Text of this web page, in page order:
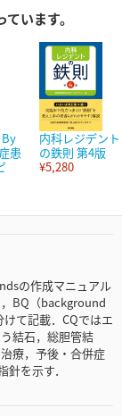
います。
患
内科レジデント
の鉄則 第4版
¥5,280
の作成マニュアル
BQ（background
て記載．CQではエ
結石，総胆管結
療，予後・合併症
を示す．